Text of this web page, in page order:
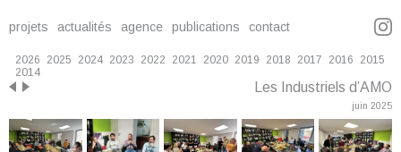
projets actualités agence publications contact
2026 2025 2024 2023 2022 2021 2020 2019 2018 2017 2016
2015
2014
Les Industriels d’AMO
juin 2025